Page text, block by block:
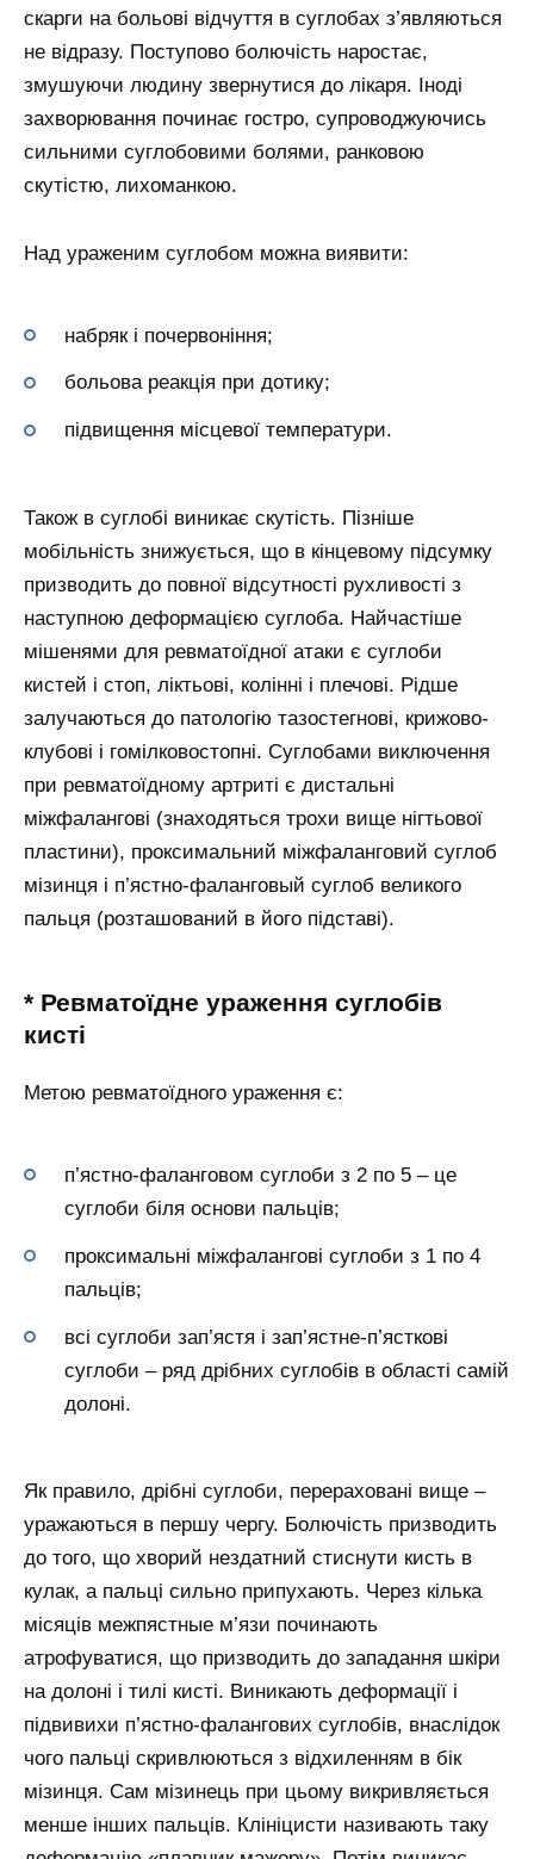
скарги на больові відчуття в суглобах з’являються
не відразу. Поступово болючість наростає,
змушуючи людину звернутися до лікаря. Іноді
захворювання починає гостро, супроводжуючись
сильними суглобовими болями, ранковою
скутістю, лихоманкою.
Над ураженим суглобом можна виявити:
набряк і почервоніння;
больова реакція при дотику;
підвищення місцевої температури.
Також в суглобі виникає скутість. Пізніше
мобільність знижується, що в кінцевому підсумку
призводить до повної відсутності рухливості з
наступною деформацією суглоба. Найчастіше
мішенями для ревматоїдної атаки є суглоби
кистей і стоп, ліктьові, колінні і плечові. Рідше
залучаються до патологію тазостегнові, крижово-
клубові і гомілковостопні. Суглобами виключення
при ревматоїдному артриті є дистальні
міжфалангові (знаходяться трохи вище нігтьової
пластини), проксимальний міжфаланговий суглоб
мізинця і п’ястно-фаланговый суглоб великого
пальця (розташований в його підставі).
* Ревматоїдне ураження суглобів
кисті
Метою ревматоїдного ураження є:
п’ястно-фаланговом суглоби з 2 по 5 – це
суглоби біля основи пальців;
проксимальні міжфалангові суглоби з 1 по 4
пальців;
всі суглоби зап’ястя і зап’ястне-п’ясткові
суглоби – ряд дрібних суглобів в області самій
долоні.
Як правило, дрібні суглоби, перераховані вище –
уражаються в першу чергу. Болючість призводить
до того, що хворий нездатний стиснути кисть в
кулак, а пальці сильно припухають. Через кілька
місяців межпястные м’язи починають
атрофуватися, що призводить до западання шкіри
на долоні і тилі кисті. Виникають деформації і
підвивихи п’ястно-фалангових суглобів, внаслідок
чого пальці скривлюються з відхиленням в бік
мізинця. Сам мізинець при цьому викривляється
менше інших пальців. Клініцисти називають таку